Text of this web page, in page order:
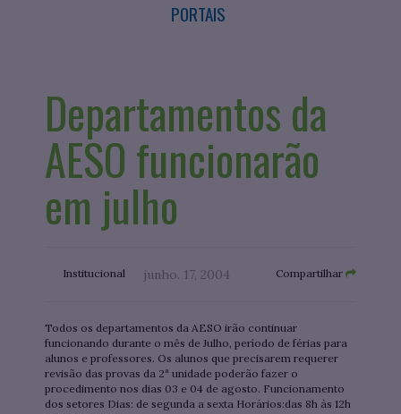
PORTAIS
Departamentos da
AESO funcionarão
em julho
Institucional junho. 17, 2004 Compartilhar
Todos os departamentos da AESO irão continuar
funcionando durante o mês de Julho, período de férias para
alunos e professores. Os alunos que precisarem requerer
revisão das provas da 2ª unidade poderão fazer o
procedimento nos dias 03 e 04 de agosto. Funcionamento
dos setores Dias: de segunda a sexta Horários:das 8h às 12h